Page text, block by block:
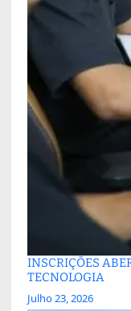
INSCRIÇÕES
TECNOLOGIA
Julho 23, 2026